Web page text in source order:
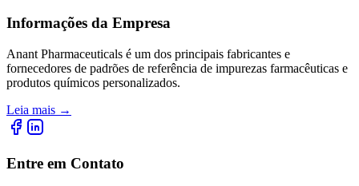
Informações da Empresa
Anant Pharmaceuticals é um dos principais fabricantes e
fornecedores de padrões de referência de impurezas farmacêuticas e
produtos químicos personalizados.
Leia mais →
Entre em Contato